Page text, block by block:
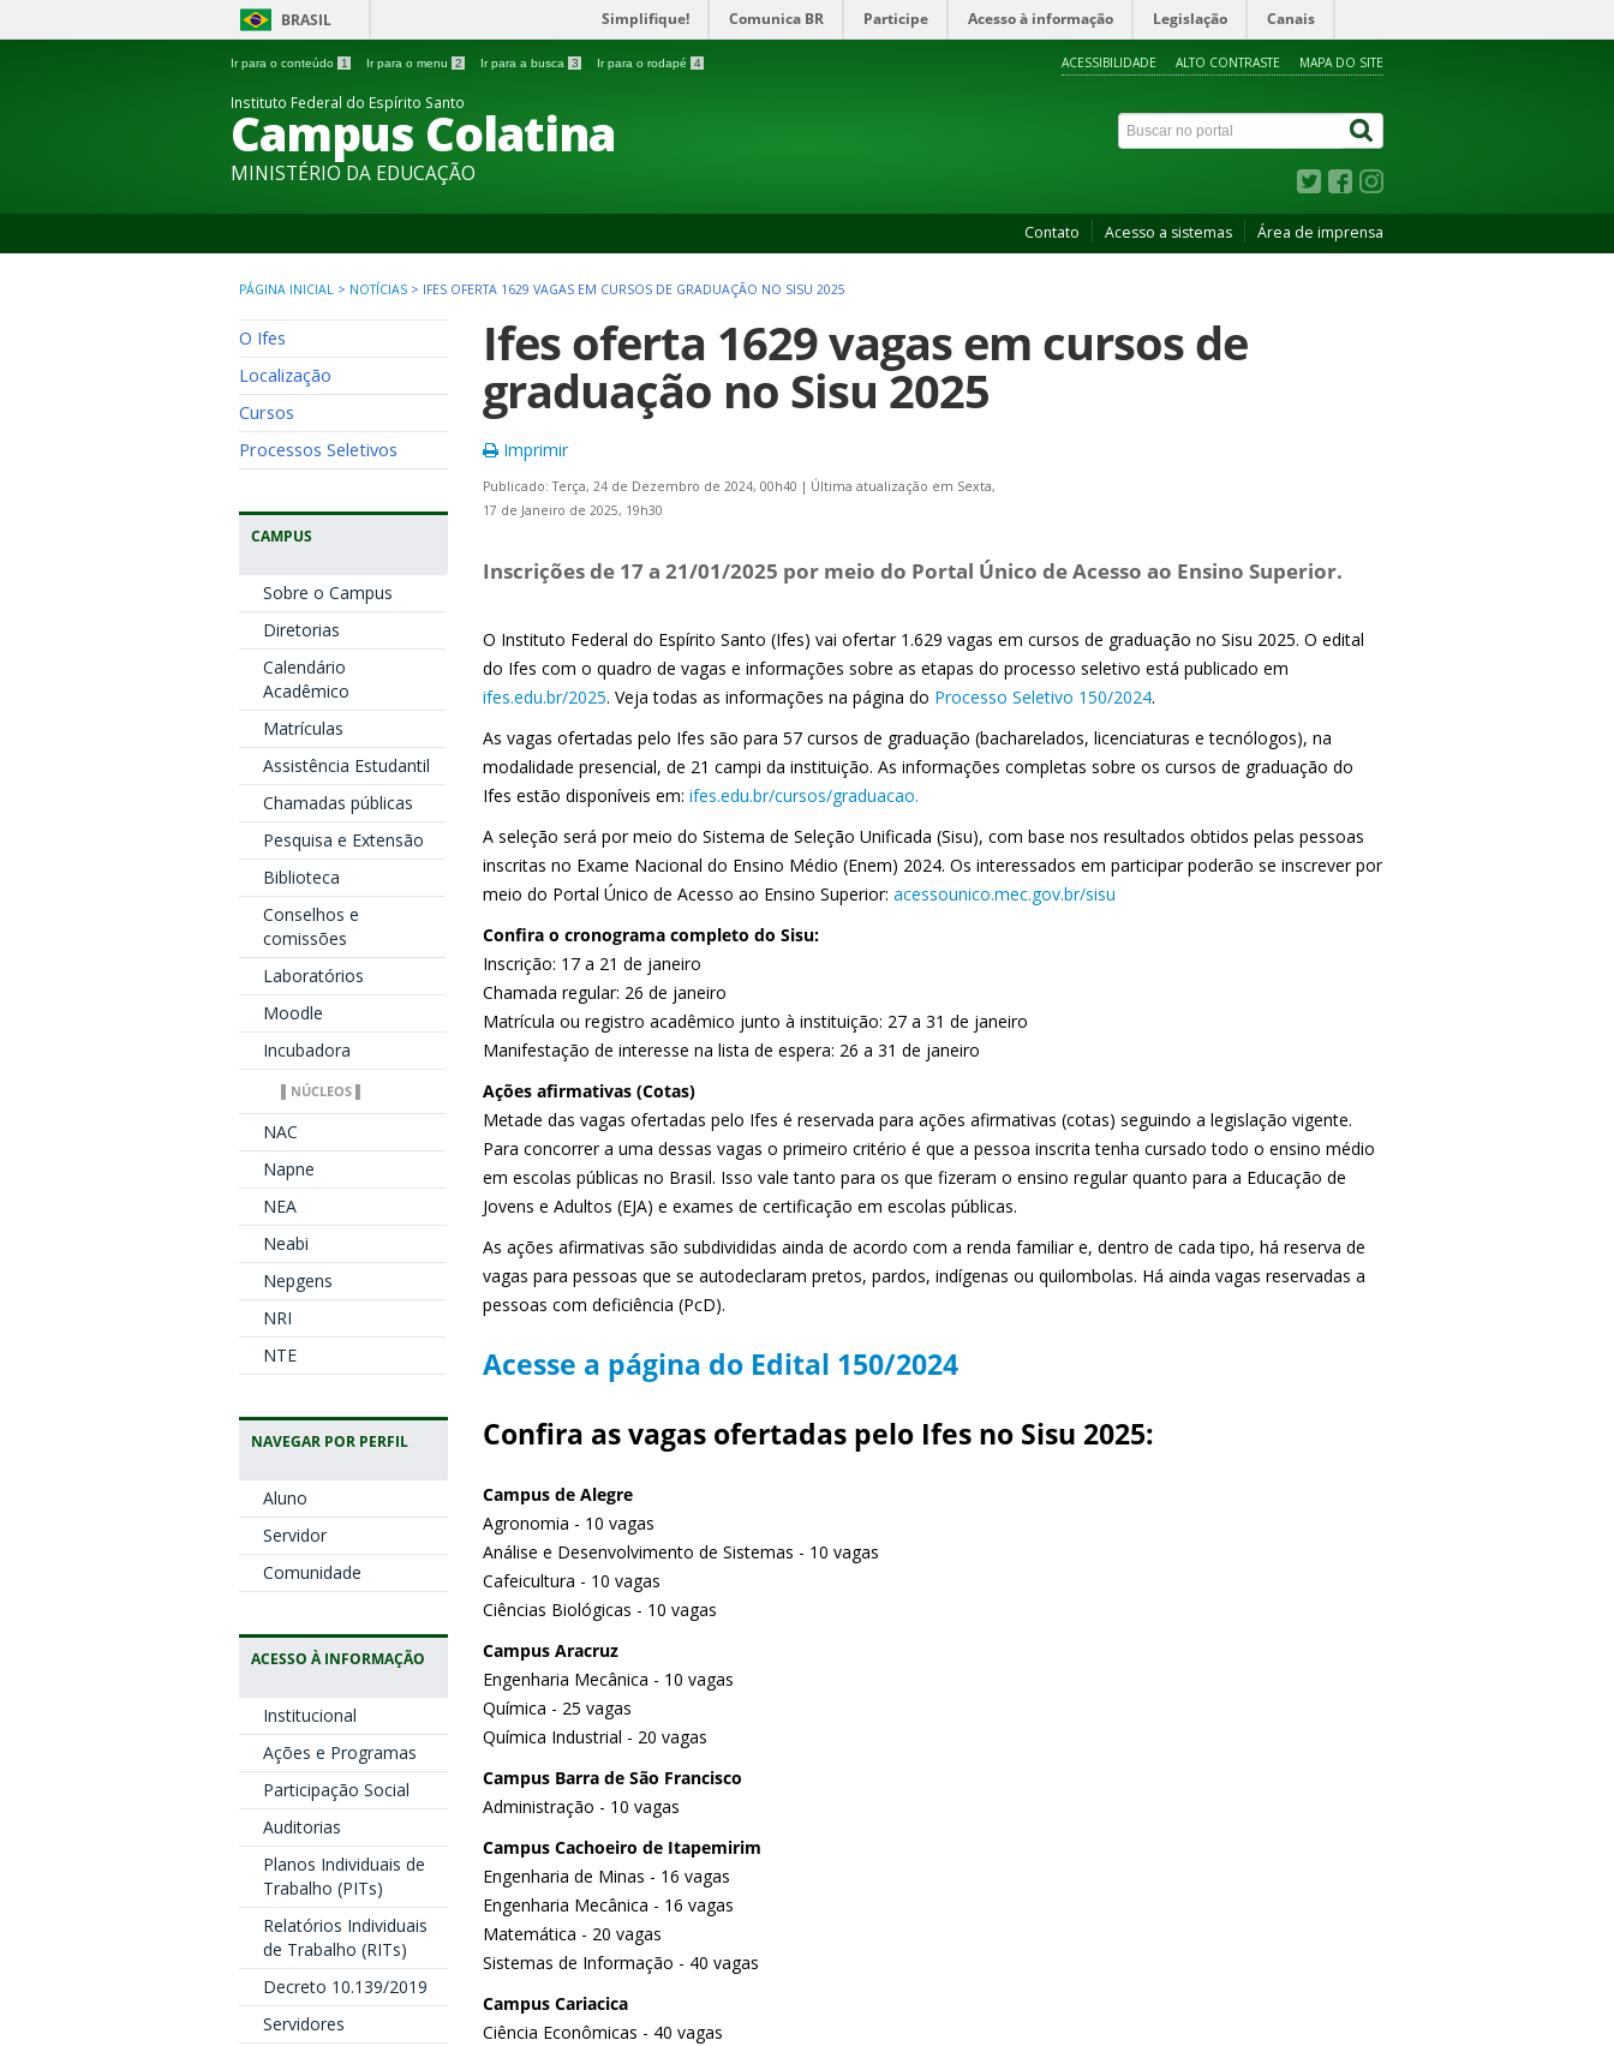
BRASIL Simplifique! Comunica BR Participe Acesso à informação Legislação Canais
Ir para o conteúdo 1 Ir para o menu 2 Ir para a busca 3 Ir para o rodapé 4 ACESSIBILIDADE ALTO CONTRASTE MAPA DO SITE
Instituto Federal do Espírito Santo
Campus Colatina
MINISTÉRIO DA EDUCAÇÃO
Contato Acesso a sistemas Área de imprensa
PÁGINA INICIAL > NOTÍCIAS > IFES OFERTA 1629 VAGAS EM CURSOS DE GRADUAÇÃO NO SISU 2025
O Ifes
Localização
Cursos
Processos Seletivos
CAMPUS
Sobre o Campus
Diretorias
Calendário
Acadêmico
Matrículas
Assistência Estudantil
Chamadas públicas
Pesquisa e Extensão
Biblioteca
Conselhos e
comissões
Laboratórios
Moodle
Incubadora
▌NÚCLEOS ▌
NAC
Napne
NEA
Neabi
Nepgens
NRI
NTE
NAVEGAR POR PERFIL
Aluno
Servidor
Comunidade
ACESSO À INFORMAÇÃO
Institucional
Ações e Programas
Participação Social
Auditorias
Planos Individuais de
Trabalho (PITs)
Relatórios Individuais
de Trabalho (RITs)
Decreto 10.139/2019
Servidores
Ifes oferta 1629 vagas em cursos de
graduação no Sisu 2025
Imprimir
Publicado: Terça, 24 de Dezembro de 2024, 00h40 | Última atualização em Sexta,
17 de Janeiro de 2025, 19h30
Inscrições de 17 a 21/01/2025 por meio do Portal Único de Acesso ao Ensino Superior.
O Instituto Federal do Espírito Santo (Ifes) vai ofertar 1.629 vagas em cursos de graduação no Sisu 2025. O edital
do Ifes com o quadro de vagas e informações sobre as etapas do processo seletivo está publicado em
ifes.edu.br/2025. Veja todas as informações na página do Processo Seletivo 150/2024.
As vagas ofertadas pelo Ifes são para 57 cursos de graduação (bacharelados, licenciaturas e tecnólogos), na
modalidade presencial, de 21 campi da instituição. As informações completas sobre os cursos de graduação do
Ifes estão disponíveis em: ifes.edu.br/cursos/graduacao.
A seleção será por meio do Sistema de Seleção Unificada (Sisu), com base nos resultados obtidos pelas pessoas
inscritas no Exame Nacional do Ensino Médio (Enem) 2024. Os interessados em participar poderão se inscrever por
meio do Portal Único de Acesso ao Ensino Superior: acessounico.mec.gov.br/sisu
Confira o cronograma completo do Sisu:
Inscrição: 17 a 21 de janeiro
Chamada regular: 26 de janeiro
Matrícula ou registro acadêmico junto à instituição: 27 a 31 de janeiro
Manifestação de interesse na lista de espera: 26 a 31 de janeiro
Ações afirmativas (Cotas)
Metade das vagas ofertadas pelo Ifes é reservada para ações afirmativas (cotas) seguindo a legislação vigente.
Para concorrer a uma dessas vagas o primeiro critério é que a pessoa inscrita tenha cursado todo o ensino médio
em escolas públicas no Brasil. Isso vale tanto para os que fizeram o ensino regular quanto para a Educação de
Jovens e Adultos (EJA) e exames de certificação em escolas públicas.
As ações afirmativas são subdivididas ainda de acordo com a renda familiar e, dentro de cada tipo, há reserva de
vagas para pessoas que se autodeclaram pretos, pardos, indígenas ou quilombolas. Há ainda vagas reservadas a
pessoas com deficiência (PcD).
Acesse a página do Edital 150/2024
Confira as vagas ofertadas pelo Ifes no Sisu 2025:
Campus de Alegre
Agronomia - 10 vagas
Análise e Desenvolvimento de Sistemas - 10 vagas
Cafeicultura - 10 vagas
Ciências Biológicas - 10 vagas
Campus Aracruz
Engenharia Mecânica - 10 vagas
Química - 25 vagas
Química Industrial - 20 vagas
Campus Barra de São Francisco
Administração - 10 vagas
Campus Cachoeiro de Itapemirim
Engenharia de Minas - 16 vagas
Engenharia Mecânica - 16 vagas
Matemática - 20 vagas
Sistemas de Informação - 40 vagas
Campus Cariacica
Ciência Econômicas - 40 vagas